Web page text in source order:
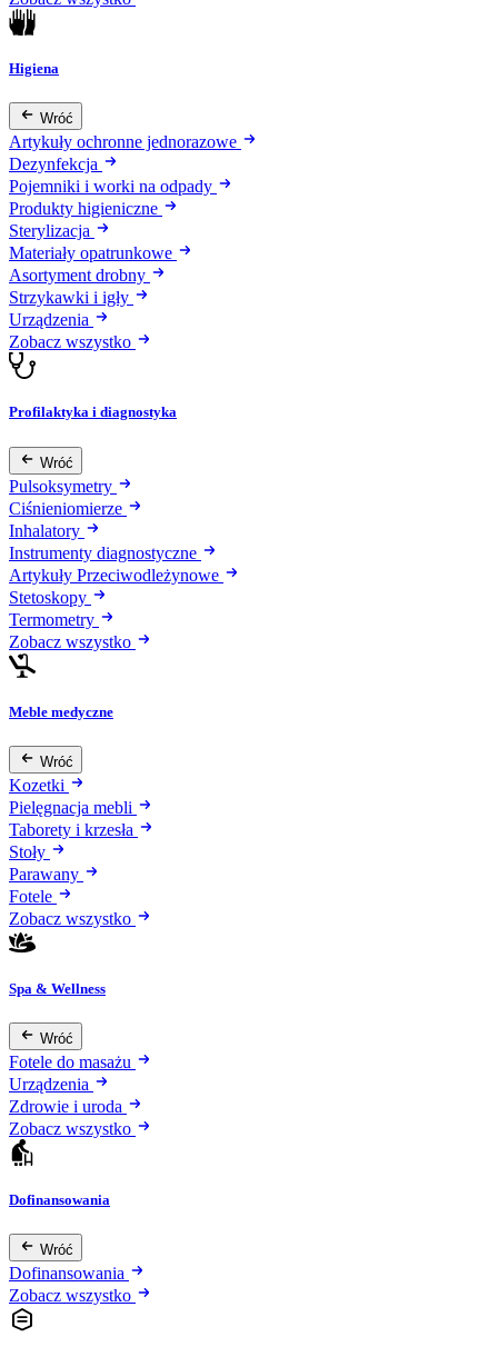
Higiena
Wróć
Artykuły ochronne jednorazowe
Dezynfekcja
Pojemniki i worki na odpady
Produkty higieniczne
Sterylizacja
Materiały opatrunkowe
Asortyment drobny
Strzykawki i igły
Urządzenia
Zobacz wszystko
Profilaktyka i diagnostyka
Wróć
Pulsoksymetry
Ciśnieniomierze
Inhalatory
Instrumenty diagnostyczne
Artykuły Przeciwodleżynowe
Stetoskopy
Termometry
Zobacz wszystko
Meble medyczne
Wróć
Kozetki
Pielęgnacja mebli
Taborety i krzesła
Stoły
Parawany
Fotele
Zobacz wszystko
Spa & Wellness
Wróć
Fotele do masażu
Urządzenia
Zdrowie i uroda
Zobacz wszystko
Dofinansowania
Wróć
Dofinansowania
Zobacz wszystko